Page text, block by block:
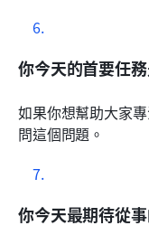
你今天的首要任
如果你想幫助大家
問這個問題。
你今天最期待從